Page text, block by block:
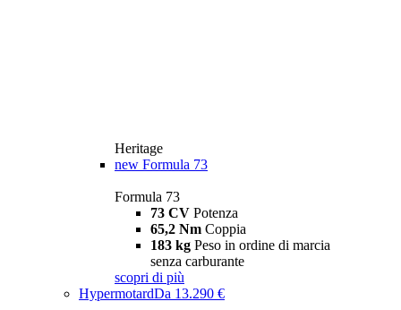
Heritage
new Formula 73
Formula 73
73 CV Potenza
65,2 Nm Coppia
183 kg Peso in ordine di marcia
senza carburante
scopri di più
HypermotardDa 13.290 €